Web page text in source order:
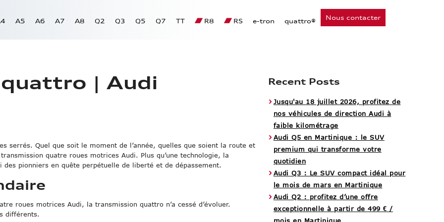
A5 A6 A7 A8 Q2 Q3 Q5 Q7 TT R8 RS e-tron quattro® Nous contacter
détachées
Audi quattro
A1
A3
A4 Berline
A5 Coupé
A6 Berline
A7 Sportback
A8
Q2
Q3
Q5
Q7
TT Coupé
RS 3 Sportback
R8 Coupé
A3 Sportback e‑tron
quattro®
| Audi
serrés. Quel que soit le moment de l’année, quelles que soient la route et
quatre roues motrices Audi. Plus qu’une technologie, la
pionniers en quête perpétuelle de liberté et de dépassement.
roues motrices Audi, la transmission quattro n’a cessé d’évoluer.
différents.
Recent Posts
Jusqu'au 18 juillet 2026, profitez de
nos véhicules de direction Audi à
faible kilométrage
Audi Q5 en Martinique : le SUV
premium qui transforme votre
quotidien
Audi Q3 : Le SUV compact idéal pour
le mois de mars en Martinique
Audi Q2 : profitez d’une offre
exceptionnelle à partir de 499 € /
mois en Martinique